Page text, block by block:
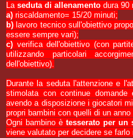
La seduta di allenamento dura 90
a) riscaldamento= 15/20 minuti;
b) lavoro tecnico sull'obiettivo
essere sempre vari);
c) verifica dell'obiettivo (con
utilizzando particolari
dell'obiettivo).
Durante la seduta l'attenzione e
stimolata con continue domande
avendo a disposizione i giocatori
propri bambini con quelli di un anno
Ogni bambino è tesserato per un
viene valutato per decidere se farlo